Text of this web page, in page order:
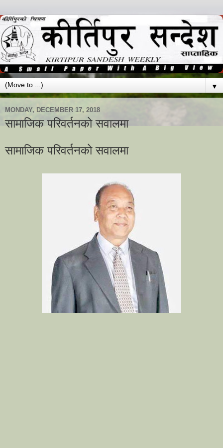
▼
MONDAY, DECEMBER 17, 2018
सामाजिक परिवर्तनको सवालमा
सामाजिक परिवर्तनको सवालमा